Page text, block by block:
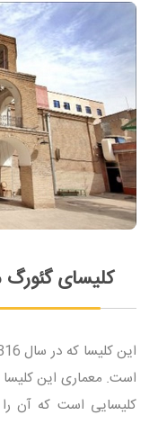
کلیسای
است. معماری این
کلیسایی است که آن را